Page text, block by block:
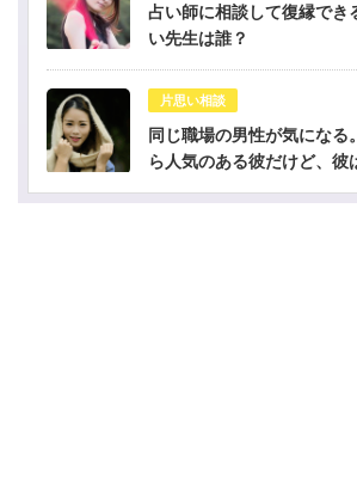
占い師に相談して復縁でき
い先生は誰？
片思い相談
同じ職場の男性が気になる
ら人気のある彼だけど、彼